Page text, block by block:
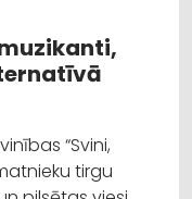
“Svini,
tirgu